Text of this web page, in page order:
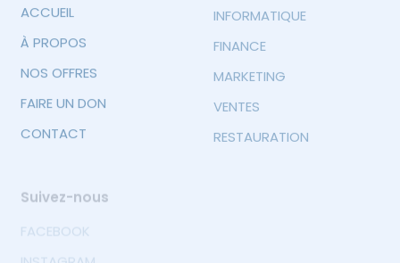
ACCUEIL
À PROPOS
NOS OFFRES
FAIRE UN DON
CONTACT
INFORMATIQUE
FINANCE
MARKETING
VENTES
RESTAURATION
Suivez-nous
FACEBOOK
INSTAGRAM